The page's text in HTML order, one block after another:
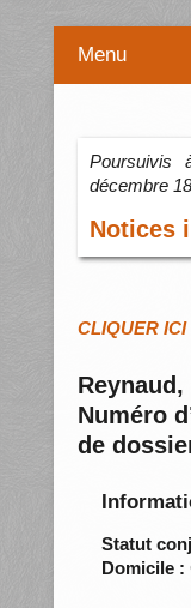
Menu
Poursuivis
décembre
Notices
CLIQUER
Numéro
de
Statut
Domicile :